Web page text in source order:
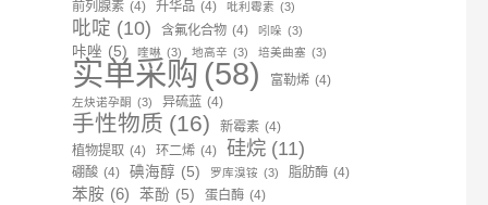
前列腺素 (4) 升华品 (4) 吡利霉素 (3)
吡啶 (10) 含氟化合物 (4) 吲哚 (3)
咔唑 (5) 喹啉 (3) 地高辛 (3) 培美曲塞 (3)
实单采购 (58) 富勒烯 (4)
左炔诺孕酮 (3) 异硫蓝 (4)
手性物质 (16) 新霉素 (4)
植物提取 (4) 环二烯 (4) 硅烷 (11)
硼酸 (4) 碘海醇 (5) 罗库溴铵 (3) 脂肪酶 (4)
苯胺 (6) 苯酚 (5) 蛋白酶 (4)